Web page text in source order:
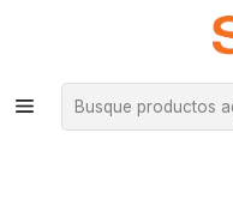
¡Compra hasta mediodía y
Santiago. Envío gratis desde
Inicio Componentes
Kit Memoria Ram Neo Forza